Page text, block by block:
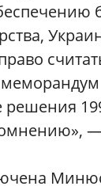
решения